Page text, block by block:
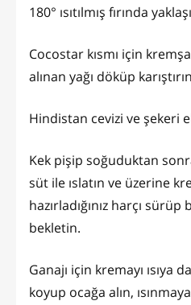
180° ısıtılmış fırında
Cocostar kısmı için
alınan yağı döküp
Hindistan cevizi ve şekeri
Kek pişip soğuduktan
süt ile ıslatın ve üzerine
hazırladığınız harçı
bekletin.
Ganajı için kremayı ısıya
koyup ocağa alın,